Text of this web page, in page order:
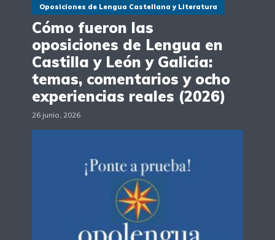
Oposiciones de Lengua Castellana y Literatura
Cómo fueron las
oposiciones de Lengua en
Castilla y León y Galicia:
temas, comentarios y ocho
experiencias reales (2026)
26 junio, 2026